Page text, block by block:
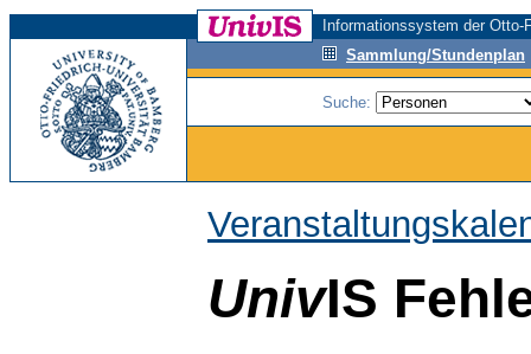
Informationssystem der
Sammlung/Stundenplan
Suche:
UnivIS